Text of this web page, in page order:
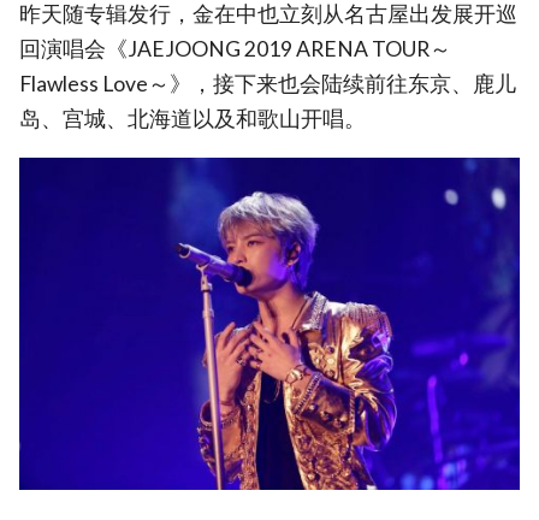
昨天随专辑发行，金在中也立刻从名古屋出发展开巡
回演唱会《JAEJOONG 2019 ARENA TOUR～
Flawless Love～》，接下来也会陆续前往东京、鹿儿
岛、宫城、北海道以及和歌山开唱。